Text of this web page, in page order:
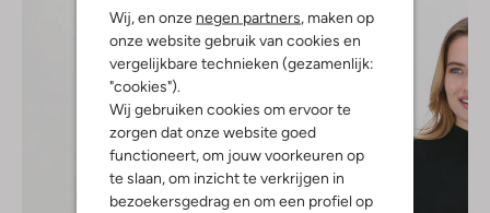
Wij, en onze negen partners, maken op
onze website gebruik van cookies en
vergelijkbare technieken (gezamenlijk:
"cookies").
Wij gebruiken cookies om ervoor te
zorgen dat onze website goed
functioneert, om jouw voorkeuren op
te slaan, om inzicht te verkrijgen in
bezoekersgedrag en om een profiel op